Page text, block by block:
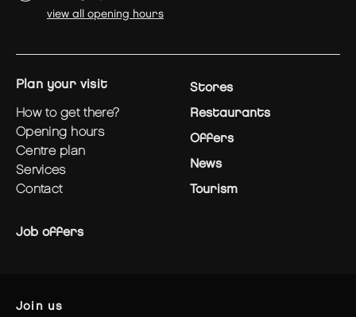
view all opening hours
plan your visit
how to get there?
opening hours
centre plan
services
contact
Stores
Restaurants
Offers
News
Tourism
Job offers
join us